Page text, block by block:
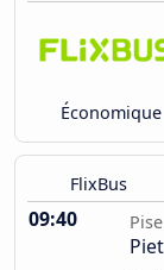
Économique
FlixBus
09:40 Pise